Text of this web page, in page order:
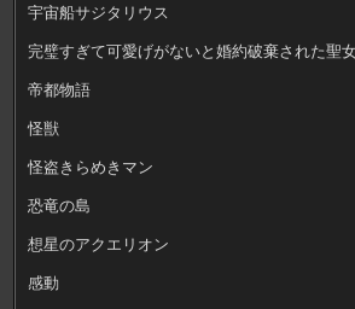
宇宙船サジタリウス
完璧すぎて可愛げがないと婚約破棄された聖
帝都物語
怪獣
怪盗きらめきマン
恐竜の島
想星のアクエリオン
感動